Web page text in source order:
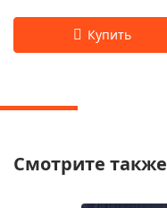
Смотрите также